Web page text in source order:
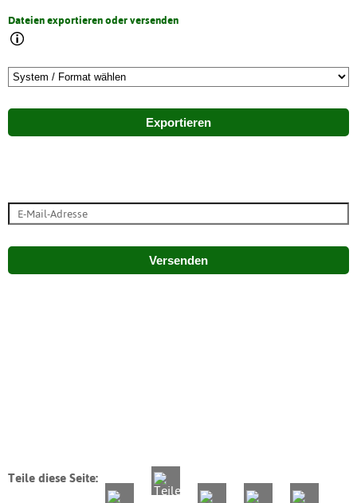
Dateien exportieren oder versenden
Exportieren
Versenden
Teile diese Seite: